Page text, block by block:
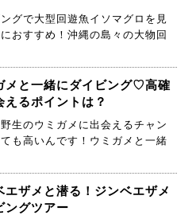
グで大型回遊魚イソマグロを見
おすすめ！沖縄の島々の大物回
メと一緒にダイビング♡高確
えるポイントは？
生のウミガメに出会えるチャン
も高いんです！ウミガメと一緒
エザメと潜る！ジンベエザメ
ングツアー